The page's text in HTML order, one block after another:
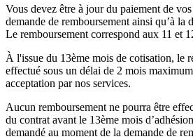
Vous devez être à jour du paiement de
demande de remboursement ainsi qu’à la
Le remboursement correspond aux 11 et
À l'issue du 13ème mois de cotisation, le
effectué sous un délai de 2 mois
acceptation par nos services.
Aucun remboursement ne pourra être
du contrat avant le 13ème mois
demandé au moment de la demande de